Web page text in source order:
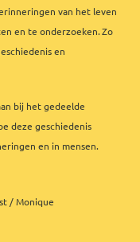
van het leven
en te onderzoeken. Zo
en
bij het gedeelde
deze geschiedenis
en in mensen.
/ Monique